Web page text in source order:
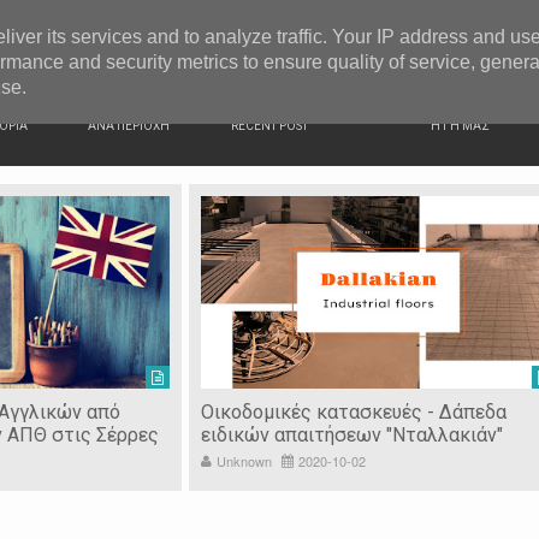
ΑΝΑ ΠΕΡΙΟΧΗ RECENT POST Η ΓΗ ΜΑΣ
από
ΑΠΘ στις Σέρρες
Οικοδομικές κατασκευές - Δάπεδα
ειδικών απαιτήσεων "Νταλλακιάν"
Unknown 2020-10-02
its services and to analyze traffic. Your IP address and
and security metrics to ensure quality of service,